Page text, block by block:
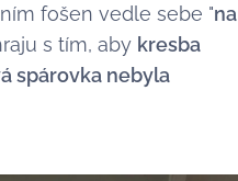
fošen vedle sebe "na
s tím, aby kresba
spárovka nebyla